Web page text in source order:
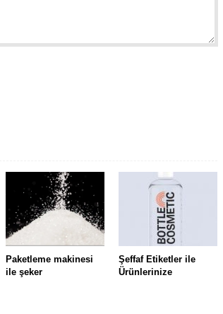
Paketleme makinesi
ile şeker
Şeffaf Etiketler ile
Ürünlerinize